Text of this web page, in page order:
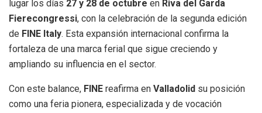
lugar los días 27 y 28 de octubre en Riva del Garda
Fierecongressi, con la celebración de la segunda edición
de FINE Italy. Esta expansión internacional confirma la
fortaleza de una marca ferial que sigue creciendo y
ampliando su influencia en el sector.
Con este balance, FINE reafirma en Valladolid su posición
como una feria pionera, especializada y de vocación